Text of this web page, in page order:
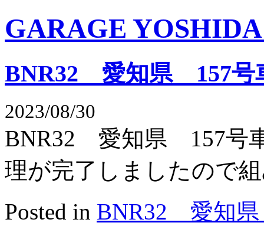
GARAGE
BNR32 愛知県 157
2023/08/30
BNR32 愛知県 157号
理が完了しましたので
Posted in BNR32 愛知